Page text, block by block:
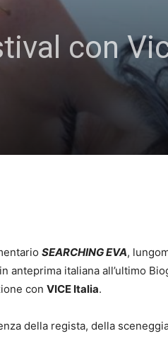
con
SEARCHING EVA,
anteprima italiana all’ultimo
con VICE Italia.
della regista, della